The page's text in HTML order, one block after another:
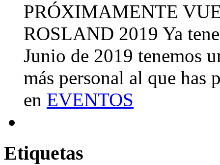
PRÓXIMAMENTE
ROSLAND 2019 Ya
Junio de 2019 tenemos
más personal al que
en EVENTOS
Etiquetas